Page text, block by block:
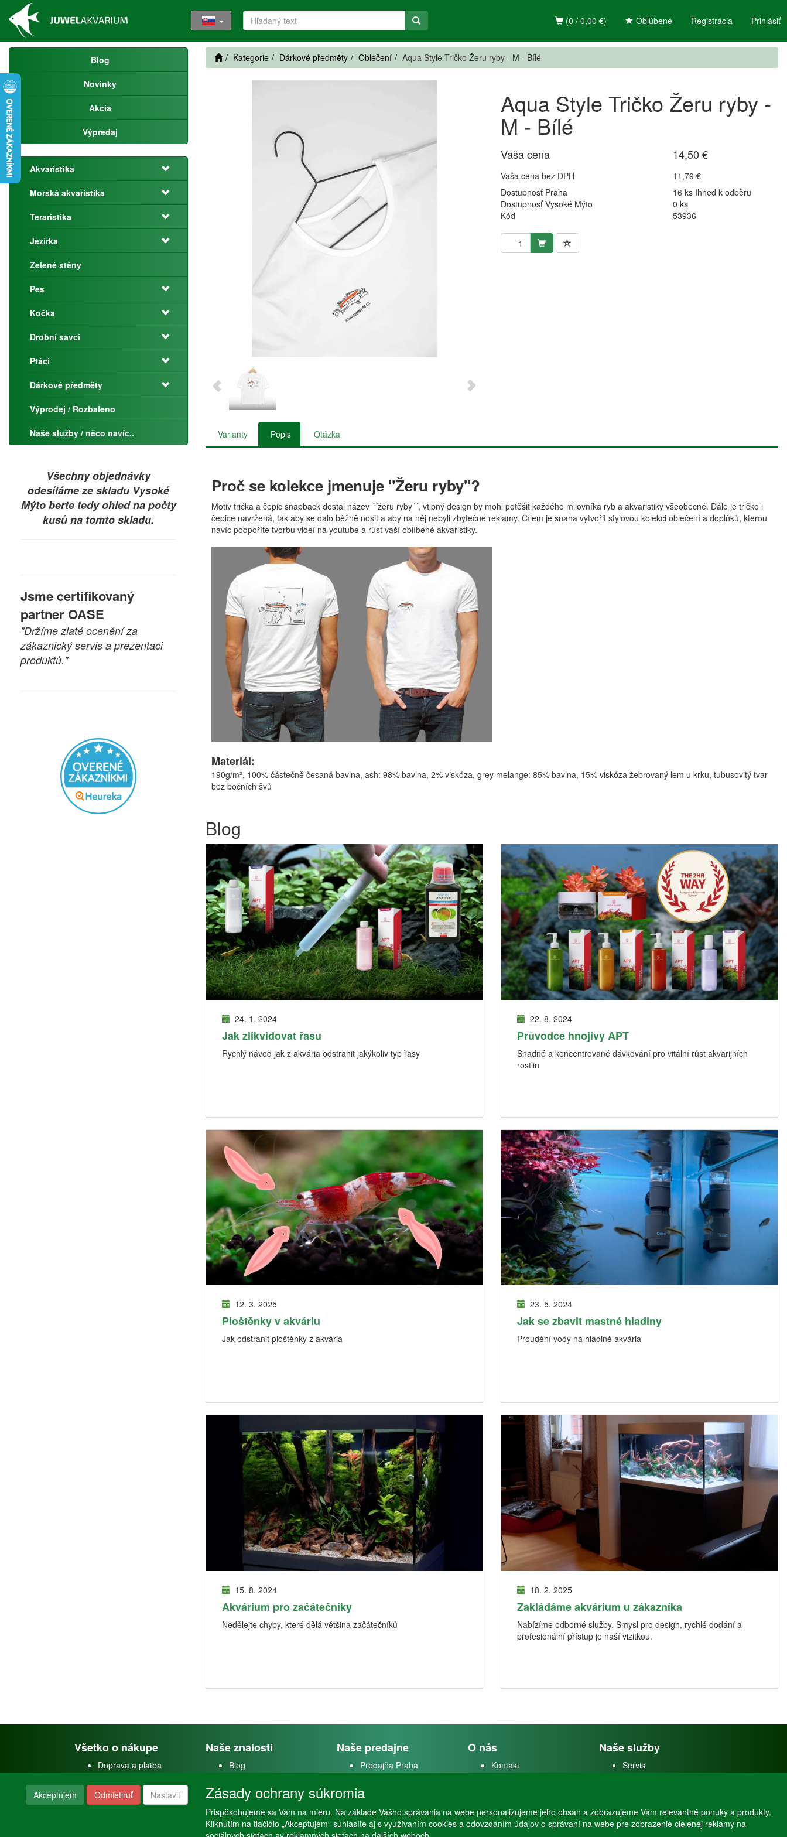
Registrácia Prihlásiť
(0 / 0,00 €) Obľúbené
Blog
Novinky
Akcia
Výpredaj
Akvaristika
Morská akvaristika
Teraristika
Jezírka
Zelené stěny
Pes
Kočka
Drobní savci
Ptáci
Dárkové předměty
Výprodej / Rozbaleno
Naše služby / něco navíc..
Všechny objednávky
odesíláme ze skladu Vysoké
Mýto berte tedy ohled na počty
kusů na tomto skladu.
Jsme certifikovaný
partner OASE
"Držíme zlaté ocenění za
zákaznický servis a prezentaci
produktů."
Kategorie Dárkové předměty Oblečení Aqua Style Tričko Žeru ryby - M - Bílé
Aqua Style Tričko Žeru ryby -
M - Bílé
Vaša cena 14,50 €
Vaša cena bez DPH
11,79 €
Dostupnosť Praha
16 ks Ihned k odběru
Dostupnosť Vysoké Mýto
0 ks
Kód
53936
Varianty Popis Otázka
Proč se kolekce jmenuje "Žeru ryby"?
Motiv trička a čepic snapback dostal název ´´žeru ryby´´, vtipný design by mohl potěšit každého milovníka ryb a akvaristiky všeobecně. Dále je tričko i
čepice navržená, tak aby se dalo běžně nosit a aby na něj nebyli zbytečné reklamy. Cílem je snaha vytvořit stylovou kolekci oblečení a doplňků, kterou
navíc podpoříte tvorbu videí na youtube a růst vaší oblíbené akvaristiky.
Materiál:
190g/m², 100% částečně česaná bavlna, ash: 98% bavlna, 2% viskóza, grey melange: 85% bavlna, 15% viskóza žebrovaný lem u krku, tubusovitý tvar
bez bočních švů
Blog
24. 1. 2024
Jak zlikvidovat řasu
Rychlý návod jak z akvária odstranit jakýkoliv typ řasy
22. 8. 2024
Průvodce hnojivy APT
Snadné a koncentrované dávkování pro vitální růst akvarijních
rostlin
12. 3. 2025
Ploštěnky v akváriu
Jak odstranit ploštěnky z akvária
23. 5. 2024
Jak se zbavit mastné hladiny
Proudění vody na hladině akvária
15. 8. 2024
Akvárium pro začátečníky
Nedělejte chyby, které dělá většina začátečníků
18. 2. 2025
Zakládáme akvárium u zákazníka
Nabízíme odborné služby. Smysl pro design, rychlé dodání a
profesionální přístup je naší vizitkou.
Všetko o nákupe
Doprava a platba
Doprava akvárií
Obchodné podmienky
Reklamačný poriadok
Naše znalosti
Blog
Facebook
Youtube
Instagram
Poradenstvo
Naše predajne
Predajňa Praha
Predajňa Vysoké Mýto
O nás
Kontakt
O firme
Naše služby
Servis
Predaj akváriových rýb
Akceptujem Odmietnuť Nastaviť Zásady ochrany súkromia
Prispôsobujeme sa Vám na mieru. Na základe Vášho správania na webe personalizujeme jeho obsah a zobrazujeme Vám relevantné ponuky a produkty.
Kliknutím na tlačidlo „Akceptujem“ súhlasíte aj s využívaním cookies a odovzdaním údajov o správaní na webe pre zobrazenie cielenej reklamy na